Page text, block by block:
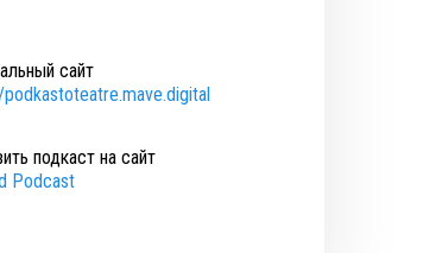
сайт
подкаст на сайт
Podcast